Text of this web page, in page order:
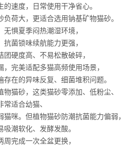
速度，日常使用干净省心。
荷大，更适合选用钠基矿物猫砂。
惧夏季闷热潮湿环境，
菌锁味续航能力更强，
硬度高、不易松散破碎，
完美适配多猫高频使用场景，
在的异味反复、细菌堆积问题。
猫砂，这类猫砂零添加、低粉尘、
适合幼猫、
咪。但植物猫砂防潮抗菌能力偏弱，
潮软化、发酵发酸。
完成一次全盆更换，